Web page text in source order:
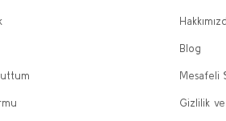
Blog
Mesafeli
Gizlilik